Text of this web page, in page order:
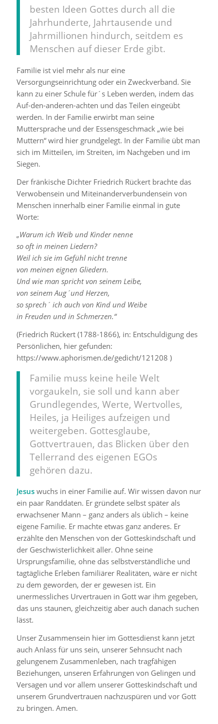
besten Ideen Gottes durch all die
Jahrhunderte, Jahrtausende und
Jahrmillionen hindurch, seitdem es
Menschen auf dieser Erde gibt.
Familie ist viel mehr als nur eine
Versorgungseinrichtung oder ein Zweckverband. Sie
kann zu einer Schule für´s Leben werden, indem das
Auf-den-anderen-achten und das Teilen eingeübt
werden. In der Familie erwirbt man seine
Muttersprache und der Essensgeschmack „wie bei
Muttern“ wird hier grundgelegt. In der Familie übt man
sich im Mitteilen, im Streiten, im Nachgeben und im
Siegen.
Der fränkische Dichter Friedrich Rückert brachte das
Verwobensein und Miteinanderverbundensein von
Menschen innerhalb einer Familie einmal in gute
Worte:
„Warum ich Weib und Kinder nenne
so oft in meinen Liedern?
Weil ich sie im Gefühl nicht trenne
von meinen eignen Gliedern.
Und wie man spricht von seinem Leibe,
von seinem Aug´und Herzen,
so sprech´ ich auch von Kind und Weibe
in Freuden und in Schmerzen.“
(Friedrich Rückert (1788-1866), in: Entschuldigung des
Persönlichen, hier gefunden:
https://www.aphorismen.de/gedicht/121208 )
Familie muss keine heile Welt
vorgaukeln, sie soll und kann aber
Grundlegendes, Werte, Wertvolles,
Heiles, ja Heiliges aufzeigen und
weitergeben. Gottesglaube,
Gottvertrauen, das Blicken über den
Tellerrand des eigenen EGOs
gehören dazu.
Jesuswuchs in einer Familie auf. Wir wissen davon nur
ein paar Randdaten. Er gründete selbst später als
erwachsener Mann – ganz anders als üblich – keine
eigene Familie. Er machte etwas ganz anderes. Er
erzählte den Menschen von der Gotteskindschaft und
der Geschwisterlichkeit aller. Ohne seine
Ursprungsfamilie, ohne das selbstverständliche und
tagtägliche Erleben familiärer Realitäten, wäre er nicht
zu dem geworden, der er gewesen ist. Ein
unermessliches Urvertrauen in Gott war ihm gegeben,
das uns staunen, gleichzeitig aber auch danach suchen
lässt.
Unser Zusammensein hier im Gottesdienst kann jetzt
auch Anlass für uns sein, unserer Sehnsucht nach
gelungenem Zusammenleben, nach tragfähigen
Beziehungen, unseren Erfahrungen von Gelingen und
Versagen und vor allem unserer Gotteskindschaft und
unserem Grundvertrauen nachzuspüren und vor Gott
zu bringen. Amen.